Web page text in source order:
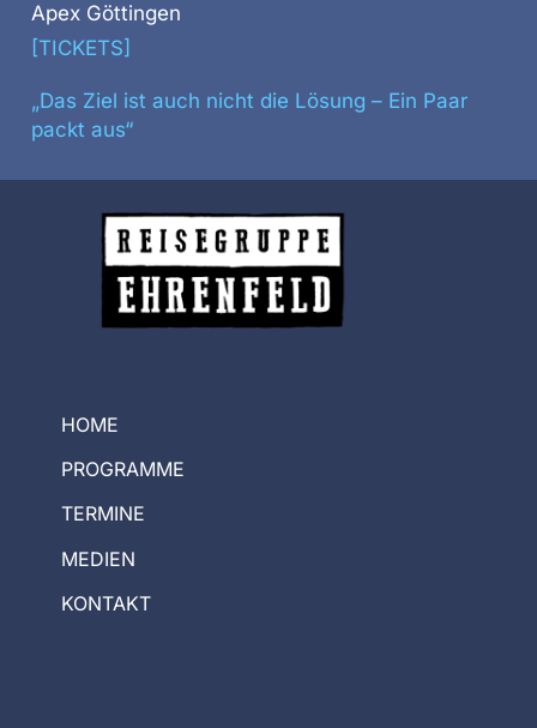
Apex Göttingen
[TICKETS]
„Das Ziel ist auch nicht die Lösung – Ein Paar
packt aus“
HOME
PROGRAMME
TERMINE
MEDIEN
KONTAKT